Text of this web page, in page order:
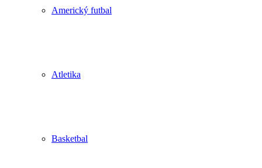
Americký futbal
Atletika
Basketbal